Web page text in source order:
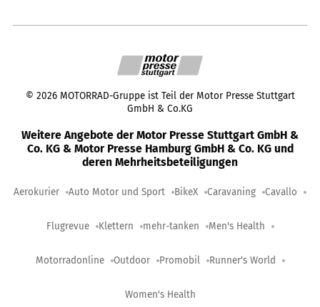
© 2026 MOTORRAD-Gruppe ist Teil der Motor Presse Stuttgart
GmbH & Co.KG
Weitere Angebote der Motor Presse Stuttgart GmbH &
Co. KG & Motor Presse Hamburg GmbH & Co. KG und
deren Mehrheitsbeteiligungen
Aerokurier Auto Motor und Sport BikeX Caravaning Cavallo
Flugrevue Klettern mehr-tanken Men's Health
Motorradonline Outdoor Promobil Runner's World
Women's Health